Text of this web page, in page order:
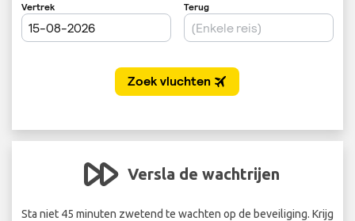
Versla de wachtrijen
Sta niet 45 minuten zwetend te wachten op de beveiliging. Krijg